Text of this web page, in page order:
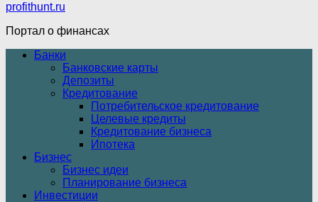
profithunt.ru
Портал о финансах
Банки
Банковские карты
Депозиты
Кредитование
Потребительское кредитование
Целевые кредиты
Кредитование бизнеса
Ипотека
Бизнес
Бизнес идеи
Планирование бизнеса
Инвестиции